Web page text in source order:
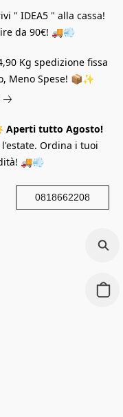
" IDEA5 " alla cassa!
da 90€! 🚚💨
Kg spedizione fissa
Meno Spese! 📦✨
Aperti tutto Agosto!
Ordina i tuoi
🚚💨
0818662208